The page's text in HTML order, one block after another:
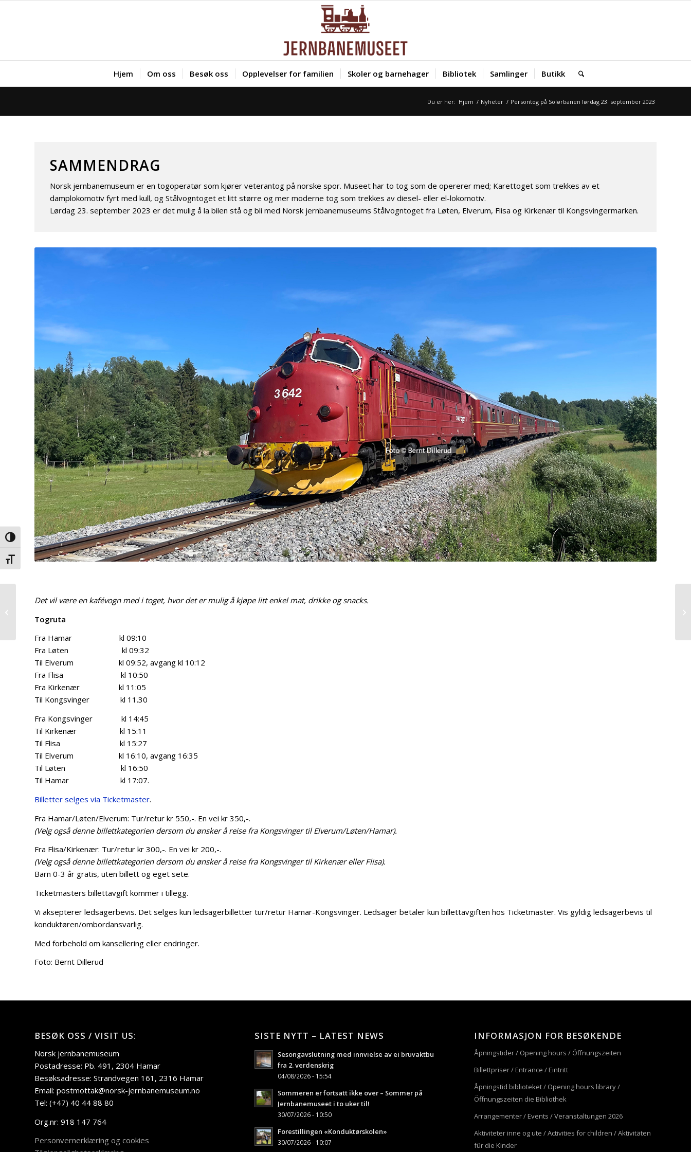
Veksle høykontrast
Veksle skriftstørrelse
Hjem Om oss Besøk oss Opplevelser for familien Skoler og barnehager Bibliotek Samlinger Butikk
Du er her: Hjem / Nyheter / Persontog på Solørbanen lørdag 23. september 2023
SAMMENDRAG
Norsk jernbanemuseum er en togoperatør som kjører veterantog på norske spor. Museet har to tog som de opererer med; Karettoget som trekkes av et
damplokomotiv fyrt med kull, og Stålvogntoget et litt større og mer moderne tog som trekkes av diesel- eller el-lokomotiv.
Lørdag 23. september 2023 er det mulig å la bilen stå og bli med Norsk jernbanemuseums Stålvogntoget fra Løten, Elverum, Flisa og Kirkenær til Kongsvingermarken.
Det vil være en kafévogn med i toget, hvor det er mulig å kjøpe litt enkel mat, drikke og snacks.
Togruta
Fra Hamar kl 09:10
Fra Løten kl 09:32
Til Elverum kl 09:52, avgang kl 10:12
Fra Flisa kl 10:50
Fra Kirkenær kl 11:05
Til Kongsvinger kl 11.30
Fra Kongsvinger kl 14:45
Til Kirkenær kl 15:11
Til Flisa kl 15:27
Til Elverum kl 16:10, avgang 16:35
Til Løten kl 16:50
Til Hamar kl 17:07.
Billetter selges via Ticketmaster.
Fra Hamar/Løten/Elverum: Tur/retur kr 550,-. En vei kr 350,-.
(Velg også denne billettkategorien dersom du ønsker å reise fra Kongsvinger til Elverum/Løten/Hamar).
Fra Flisa/Kirkenær: Tur/retur kr 300,-. En vei kr 200,-.
(Velg også denne billettkategorien dersom du ønsker å reise fra Kongsvinger til Kirkenær eller Flisa).
Barn 0-3 år gratis, uten billett og eget sete.
Ticketmasters billettavgift kommer i tillegg.
Vi aksepterer ledsagerbevis. Det selges kun ledsagerbilletter tur/retur Hamar-Kongsvinger. Ledsager betaler kun billettavgiften hos Ticketmaster. Vis gyldig ledsagerbevis til
konduktøren/ombordansvarlig.
Med forbehold om kansellering eller endringer.
Foto: Bernt Dillerud
BESØK OSS / VISIT US:
Norsk jernbanemuseum
Postadresse: Pb. 491, 2304 Hamar
Besøksadresse: Strandvegen 161, 2316 Hamar
Email: postmottak@norsk-jernbanemuseum.no
Tel: (+47) 40 44 88 80
Org.nr: 918 147 764
Personvernerklæring og cookies
SISTE NYTT – LATEST NEWS
Sesongavslutning med innvielse av ei bruvaktbu
fra 2. verdenskrig
04/08/2026 - 15:54
Sommeren er fortsatt ikke over – Sommer på
Jernbanemuseet i to uker til!
30/07/2026 - 10:50
Forestillingen «Konduktørskolen»
30/07/2026 - 10:07
INFORMASJON FOR BESØKENDE
Åpningstider / Opening hours / Öffnungszeiten
Billettpriser / Entrance / Eintritt
Åpningstid biblioteket / Opening hours library /
Öffnungszeiten die Bibliothek
Arrangementer / Events / Veranstaltungen 2026
Aktiviteter inne og ute / Activities for children / Aktivitäten
für die Kinder
Lesestund for barna i
Blåveisen barnehage